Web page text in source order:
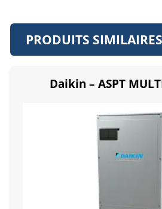
PRODUITS SIMILAIRES
Daikin – ASPT